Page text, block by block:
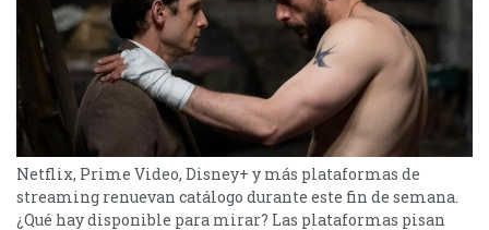
Netflix, Prime Video, Disney+ y más plataformas de
streaming renuevan catálogo durante este fin de semana.
¿Qué hay disponible para mirar? Las plataformas pisan